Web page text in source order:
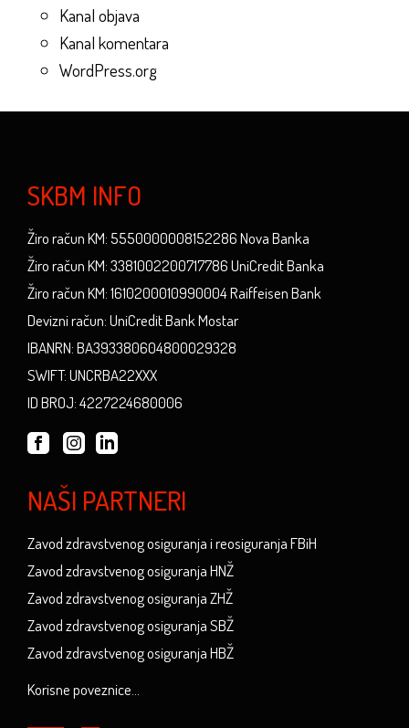
Kanal objava
Kanal komentara
WordPress.org
SKBM INFO
Žiro račun KM: 5550000008152286 Nova Banka
Žiro račun KM: 3381002200717786 UniCredit Banka
Žiro račun KM: 1610200010990004 Raiffeisen Bank
Devizni račun: UniCredit Bank Mostar
IBANRN: BA393380604800029328
SWIFT: UNCRBA22XXX
ID BROJ: 4227224680006
NAŠI PARTNERI
Zavod zdravstvenog osiguranja i reosiguranja FBiH
Zavod zdravstvenog osiguranja HNŽ
Zavod zdravstvenog osiguranja ZHŽ
Zavod zdravstvenog osiguranja SBŽ
Zavod zdravstvenog osiguranja HBŽ
Korisne poveznice...